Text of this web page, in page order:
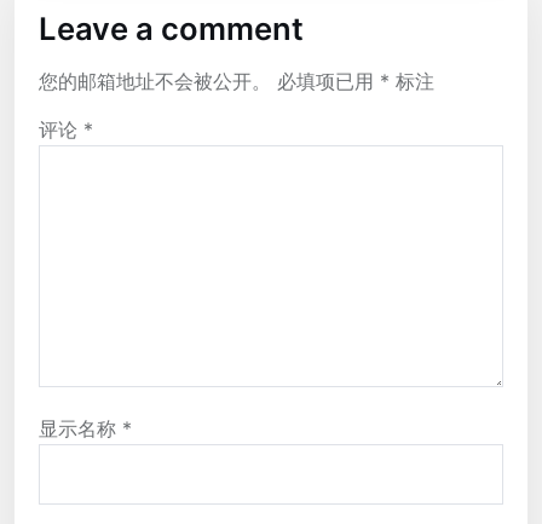
Leave a comment
您的邮箱地址不会被公开。 必填项已用 * 标注
评论 *
显示名称 *